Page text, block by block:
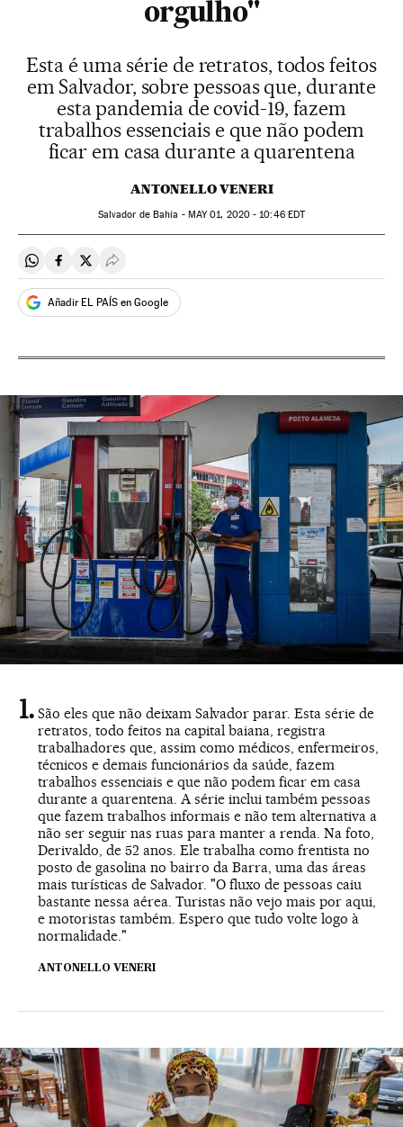
orgulho"
Esta é uma série de retratos, todos feitos
em Salvador, sobre pessoas que, durante
esta pandemia de covid-19, fazem
trabalhos essenciais e que não podem
ficar em casa durante a quarentena
ANTONELLO VENERI
Salvador de Bahía - MAY01, 2020 - 10:46EDT
Compartir en Whatsapp
Compartir en Facebook
Compartir en Twitter
Desplegar Redes Sociales
Añadir EL PAÍS en Google
São eles que não deixam Salvador parar. Esta série de
retratos, todo feitos na capital baiana, registra
trabalhadores que, assim como médicos, enfermeiros,
técnicos e demais funcionários da saúde, fazem
trabalhos essenciais e que não podem ficar em casa
durante a quarentena. A série inclui também pessoas
que fazem trabalhos informais e não tem alternativa a
não ser seguir nas ruas para manter a renda. Na foto,
Derivaldo, de 52 anos. Ele trabalha como frentista no
posto de gasolina no bairro da Barra, uma das áreas
mais turísticas de Salvador. "O fluxo de pessoas caiu
bastante nessa aérea. Turistas não vejo mais por aqui,
e motoristas também. Espero que tudo volte logo à
normalidade."
ANTONELLO VENERI